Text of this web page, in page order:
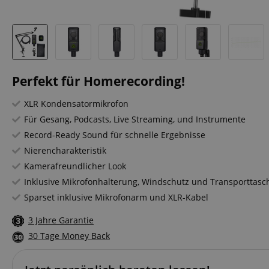
Perfekt für Homerecording!
XLR Kondensatormikrofon
Für Gesang, Podcasts, Live Streaming, und Instrumente
Record-Ready Sound für schnelle Ergebnisse
Nierencharakteristik
Kamerafreundlicher Look
Inklusive Mikrofonhalterung, Windschutz und
Sparset inklusive Mikrofonarm und XLR-Kabel
3 Jahre Garantie
30 Tage Money Back